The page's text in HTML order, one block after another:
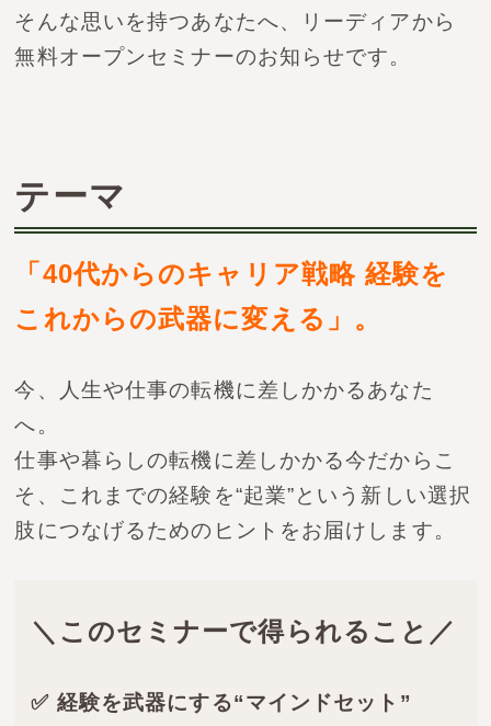
そんな思いを持つあなたへ、リーディアから
無料オープンセミナーのお知らせです。
テーマ
「40代からのキャリア戦略 経験を
これからの武器に変える」。
今、人生や仕事の転機に差しかかるあなた
へ。
仕事や暮らしの転機に差しかかる今だからこ
そ、
これまでの経験を“起業”という新しい選択
肢につなげるためのヒントをお届けします。
＼このセミナーで得られること／
✅ 経験を武器にする“マインドセット”